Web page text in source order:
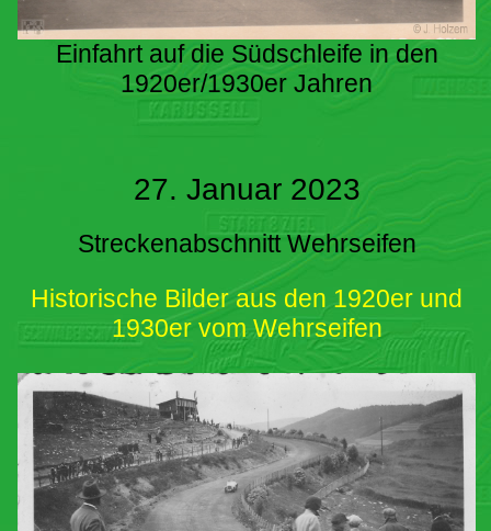
Einfahrt auf die Südschleife in den
1920er/1930er Jahren
27. Januar 2023
Streckenabschnitt Wehrseifen
Historische Bilder aus den 1920er und
1930er vom Wehrseifen